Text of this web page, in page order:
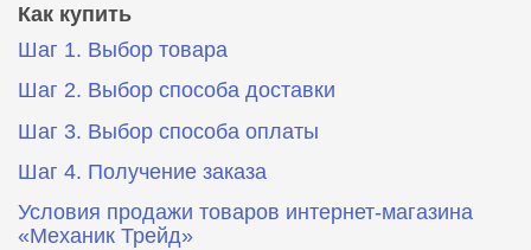
Как купить
Шаг 1. Выбор товара
Шаг 2. Выбор способа доставки
Шаг 3. Выбор способа оплаты
Шаг 4. Получение заказа
Условия продажи товаров интернет-магазина
«Механик Трейд»